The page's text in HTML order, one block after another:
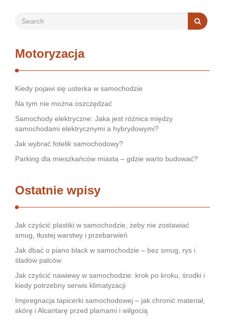
Motoryzacja
Kiedy pojawi się usterka w samochodzie
Na tym nie można oszczędzać
Samochody elektryczne: Jaka jest różnica między
samochodami elektrycznymi a hybrydowymi?
Jak wybrać fotelik samochodowy?
Parking dla mieszkańców miasta – gdzie warto budować?
Ostatnie wpisy
Jak czyścić plastiki w samochodzie, żeby nie zostawiać
smug, tłustej warstwy i przebarwień
Jak dbać o piano black w samochodzie – bez smug, rys i
śladów palców
Jak czyścić nawiewy w samochodzie: krok po kroku, środki i
kiedy potrzebny serwis klimatyzacji
Impregnacja tapicerki samochodowej – jak chronić materiał,
skórę i Alcantarę przed plamami i wilgocią